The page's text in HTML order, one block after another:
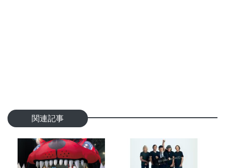
関連記事